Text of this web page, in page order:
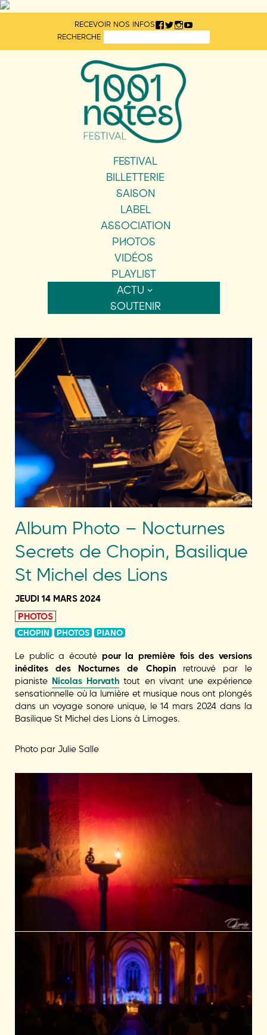
RECEVOIR NOS INFOS
RECHERCHE
FESTIVAL
BILLETTERIE
SAISON
LABEL
ASSOCIATION
PHOTOS
VIDÉOS
PLAYLIST
ACTU
SOUTENIR
Album Photo – Nocturnes
Secrets de Chopin, Basilique
St Michel des Lions
JEUDI 14 MARS 2024
PHOTOS
CHOPIN PHOTOS PIANO
Le public a écouté pour la première fois des versions
inédites des Nocturnes de Chopinretrouvé par le
pianiste Nicolas Horvath tout en vivant une expérience
sensationnelle où la lumière et musique nous ont plongés
dans un voyage sonore unique, le 14 mars 2024 dans la
Basilique St Michel des Lions à Limoges.
Photo par Julie Salle